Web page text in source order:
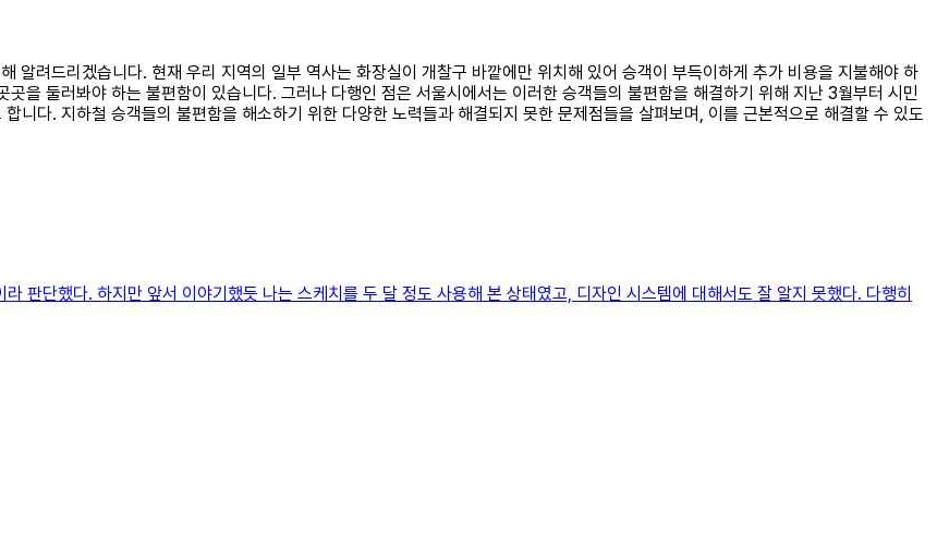
알려드리겠습니다. 현재 우리 지역의 일부 역사는 화장실이 개찰구 바깥에만 위치해 있어 승객이 부득이하게 추가 비용을 지불해야 하
을 둘러봐야 하는 불편함이 있습니다. 그러나 다행인 점은 서울시에서는 이러한 승객들의 불편함을 해결하기 위해 지난 3월부터 시민
니다. 지하철 승객들의 불편함을 해소하기 위한 다양한 노력들과 해결되지 못한 문제점들을 살펴보며, 이를 근본적으로 해결할 수 있도
판단했다. 하지만 앞서 이야기했듯 나는 스케치를 두 달 정도 사용해 본 상태였고, 디자인 시스템에 대해서도 잘 알지 못했다. 다행히